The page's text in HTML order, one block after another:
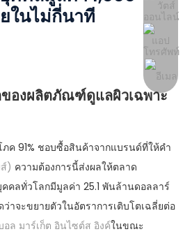
ในไม่กี่นาที
ของผลิตภัณฑ์ดูแลผิวเฉพาะ
ค 91% ชอบซื้อสินค้าจากแบรนด์ที่ให้คำ
) ความต้องการนี้ส่งผลให้ตลาด
ลทั่วโลกมีมูลค่า 25.1 พันล้านดอลลาร์
าจะขยายตัวในอัตราการเติบโตเฉลี่ยต่อ
ล มาร์เก็ต อินไซต์ส อิงค์ในขณะ